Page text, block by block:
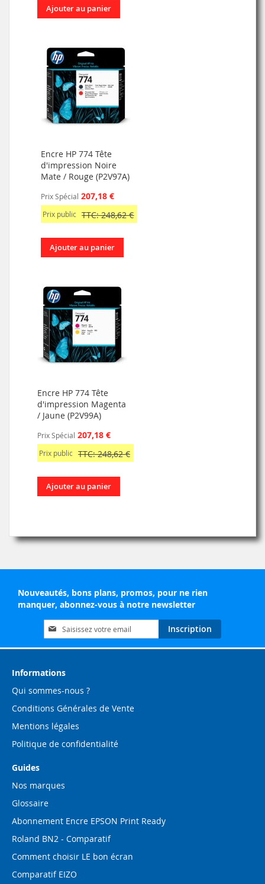
Ajouter au panier
Encre HP 774 Tête
d'impression Noire
Mate / Rouge (P2V97A)
Prix Spécial 207,18 €
Prix public TTC: 248,62 €
Ajouter au panier
Encre HP 774 Tête
d'impression Magenta
/ Jaune (P2V99A)
Prix Spécial 207,18 €
Prix public TTC: 248,62 €
Ajouter au panier
Nouveautés, bons plans, promos, pour ne rien
manquer, abonnez-vous à notre newsletter
Inscription
à
notre
d’information
Inscription
Informations
Qui sommes-nous ?
Conditions Générales de Vente
Mentions légales
Politique de confidentialité
Guides
Nos marques
Glossaire
Abonnement Encre EPSON Print Ready
Roland BN2 - Comparatif
Comment choisir LE bon écran
Comparatif EIZO